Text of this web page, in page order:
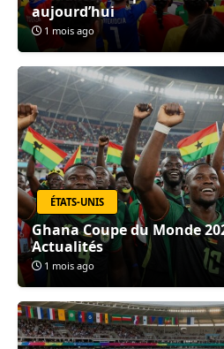
aujourd’hui
1 mois ago
ÉTATS-UNIS
Ghana Coupe du Monde
Actualités
1 mois ago